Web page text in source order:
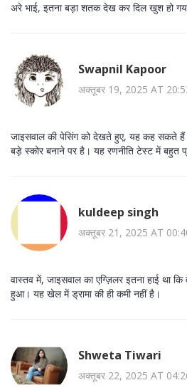
अरे भाई, इतना बड़ा शतक देख कर दिल खुश हो
Swapnil Kapoor
अक्तूबर 19, 2025 AT
जाइसवाल की पेसिंग को देखते हुए, यह कह सकते हैं
बड़े स्कोर बनाने पर है। यह रणनीति टेस्ट में बहुत
kuldeep singh
अक्तूबर 21, 2025 AT
वास्तव में, जाइसवाल का एग्ज़िलर इतना हाई था
हुआ। यह खेल में ड्रामा की ही कमी नहीं है।
Shweta Tiwari
अक्तूबर 22, 2025 AT